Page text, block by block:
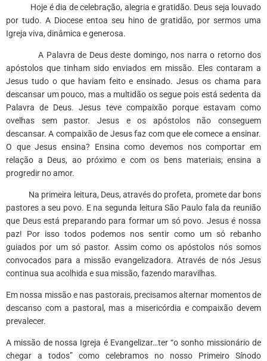
Hoje é dia de celebração, alegria e gratidão. Deus seja louvado
por tudo. A Diocese entoa seu hino de gratidão, por sermos uma
Igreja viva, dinâmica e generosa.
A Palavra de Deus deste domingo, nos narra o retorno dos
apóstolos que tinham sido enviados em missão. Eles contaram a
Jesus tudo o que haviam feito e ensinado. Jesus os chama para
descansar um pouco, mas a multidão os segue pois está sedenta da
Palavra de Deus. Jesus teve compaixão porque estavam como
ovelhas sem pastor. Jesus e os apóstolos não conseguem
descansar. A compaixão de Jesus faz com que ele comece a ensinar.
O que Jesus ensina? Ensina como devemos nos comportar em
relação a Deus, ao próximo e com os bens materiais; ensina a
progredir no amor.
Na primeira leitura, Deus, através do profeta, promete dar bons
pastores a seu povo. E na segunda leitura São Paulo fala da reunião
que Deus está preparando para formar um só povo. Jesus é nossa
paz! Por isso todos podemos nos sentir como um só rebanho
guiados por um só pastor. Assim como os apóstolos nós somos
convocados para a missão evangelizadora. Através de nós Jesus
continua sua acolhida e sua missão, fazendo maravilhas.
Em nossa missão e nas pastorais, precisamos alternar momentos de
descanso com a pastoral, mas a misericórdia e compaixão devem
prevalecer.
A missão de nossa Igreja é Evangelizar…ter “o sonho missionário de
chegar a todos” como celebramos no nosso Primeiro Sínodo